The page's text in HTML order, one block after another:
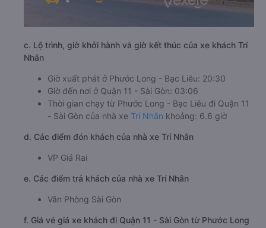
c. Lộ trình, giờ khởi hành và giờ kết thúc của xe khách Trí
Nhân
Giờ xuất phát ở Phước Long - Bạc Liêu: 20:30
Giờ đến nơi ở Quận 11 - Sài Gòn: 03:06
Thời gian chạy từ Phước Long - Bạc Liêu đi Quận 11
- Sài Gòn của nhà xe Trí Nhân khoảng: 6.6 giờ
d. Các điểm đón khách của nhà xe Trí Nhân
VP Giá Rai
e. Các điểm trả khách của nhà xe Trí Nhân
Văn Phòng Sài Gòn
f. Giá vé giá xe khách đi Quận 11 - Sài Gòn từ Phước Long